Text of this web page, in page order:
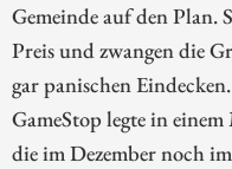
Gemeinde auf den Plan.
Preis und zwangen die
gar panischen
GameStop legte in
die im Dezember noch